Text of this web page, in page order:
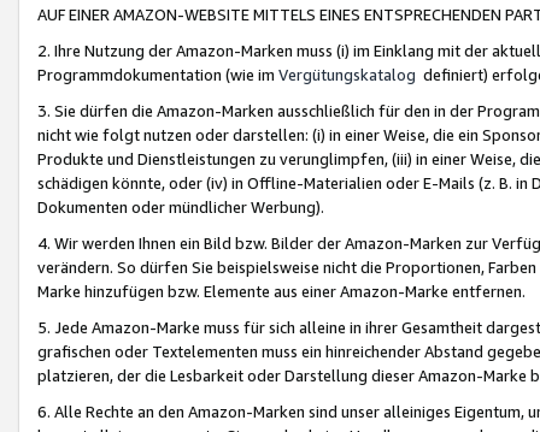
AUF EINER AMAZON-WEBSITE MITTELS EINES ENTSPRECHENDEN
2. Ihre Nutzung der Amazon-Marken muss (i) im Einklang mit der
Programmdokumentation (wie im Vergütungskatalog definiert)
3. Sie dürfen die Amazon-Marken ausschließlich für den in der
nicht wie folgt nutzen oder darstellen: (i) in einer Weise, die ein
Produkte und Dienstleistungen zu verunglimpfen, (iii) in einer Weise,
schädigen könnte, oder (iv) in Offline-Materialien oder E-Mails (z. B. in
Dokumenten oder mündlicher Werbung).
4. Wir werden Ihnen ein Bild bzw. Bilder der Amazon-Marken zur
verändern. So dürfen Sie beispielsweise nicht die Proportionen,
Marke hinzufügen bzw. Elemente aus einer Amazon-Marke entfernen.
5. Jede Amazon-Marke muss für sich alleine in ihrer Gesamtheit
grafischen oder Textelementen muss ein hinreichender Abstand
platzieren, der die Lesbarkeit oder Darstellung dieser Amazon-Marke
6. Alle Rechte an den Amazon-Marken sind unser alleiniges